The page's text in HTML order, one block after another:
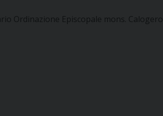
Ordinazione Episcopale mons. Calogero